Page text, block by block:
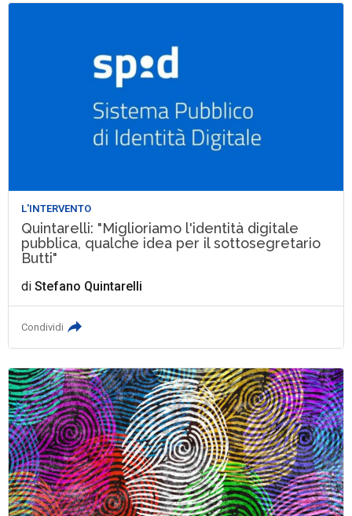
L'INTERVENTO
Quintarelli: "Miglioriamo l'identità digitale
pubblica, qualche idea per il sottosegretario
Butti"
diStefano Quintarelli
Condividi